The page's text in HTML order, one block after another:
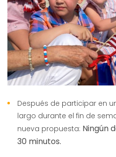
Después de participar en
largo durante el fin de
nueva propuesta: Ningún
30 minutos.